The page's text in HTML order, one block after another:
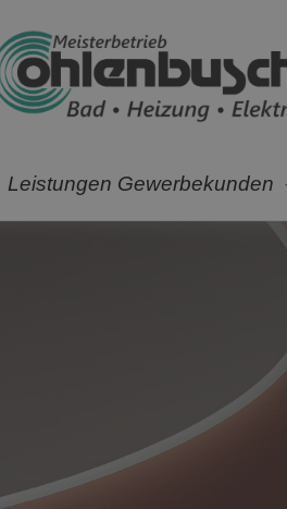
Leistungen Gewerbekunden